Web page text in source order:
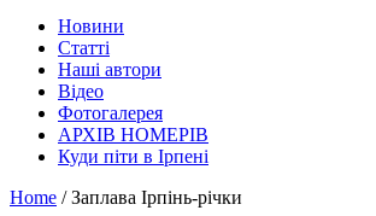
Новини
Статті
Наші автори
Відео
Фотогалерея
АРХІВ НОМЕРІВ
Куди піти в Ірпені
Home / Заплава Ірпінь-річки